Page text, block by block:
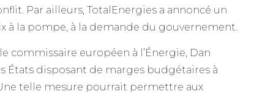
Par ailleurs, TotalEnergies a annoncé un
à la pompe, à la demande du gouvernement.
commissaire européen à l’Énergie, Dan
États disposant de marges budgétaires à
telle mesure pourrait permettre aux